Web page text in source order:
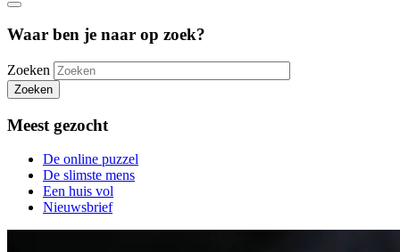
Waar ben je naar op zoek?
Zoeken
Zoeken
Meest gezocht
De online puzzel
De slimste mens
Een huis vol
Nieuwsbrief